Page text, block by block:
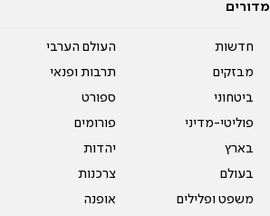
מדורים
חדשות
מבזקים
ביטחוני
פוליטי-מדיני
בארץ
בעולם
משפט ופלילים
העולם הערבי
תרבות ופנאי
ספורט
פורומים
יהדות
צרכנות
אופנה